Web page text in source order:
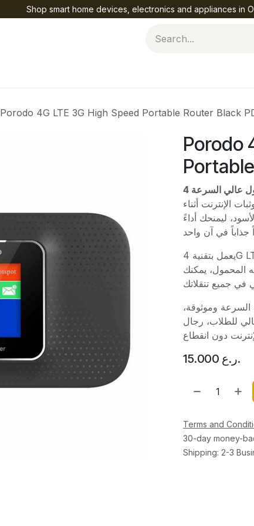
Shop smart home devices, electronics and appliances in
Porodo 4G LTE 3G High Speed Portable Router Black
Porodo
راوتر محمول عالي السرعة 4G LTE من بورودو
الإنترنت أثناء
ليمنحك أداءً
يعمل بتقنية 4G LTE ليضمن لك اتصالاً سريعاً ومستقراً في أي مكان، سواء
المحمول، يمكنك
السرعة وموثوقة،
للطلاب، رجال
15.000 ر.ع.
Terms and
30-day money-
Shipping: 2-3